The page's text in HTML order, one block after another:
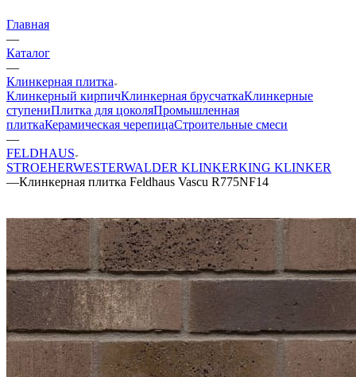
Главная
—
Каталог
—
Клинкерная плитка
Клинкерный кирпичКлинкерная брусчаткаКлинкерные
ступениПлитка для цоколяПромышленная
плиткаКерамическая черепицаСтроительные смеси
—
FELDHAUS
STROEHERWESTERWALDER KLINKERKING KLINKER
—Клинкерная плитка Feldhaus Vascu R775NF14